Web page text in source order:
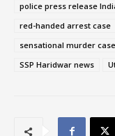
police press release
red-handed arrest case
sensational murder case
SSP Haridwar news